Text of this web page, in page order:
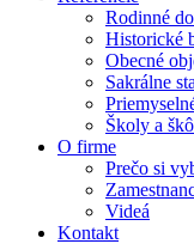
Rodinné
Historické
Obecné
Sakrálne
Školy a
O firme
Prečo si
Videá
Kontakt